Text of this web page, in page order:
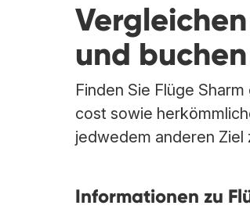
und
Finden Sie Flüge
cost sowie
jedwedem anderen Ziel
Informationen zu